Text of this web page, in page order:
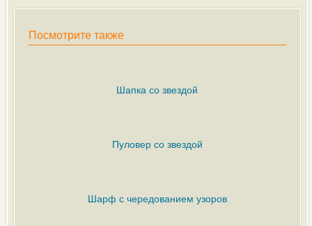
Посмотрите также
Шапка со звездой
Пуловер со звездой
Шарф с чередованием узоров